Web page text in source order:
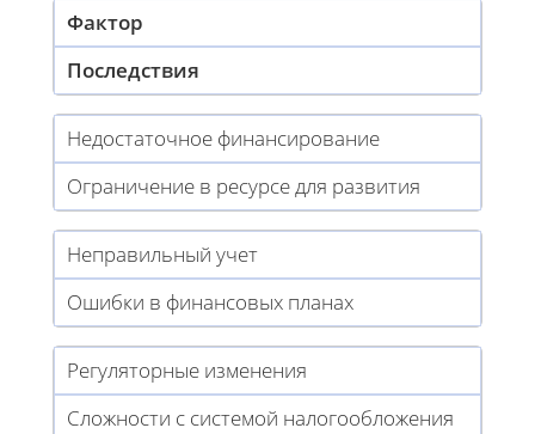
Фактор
Последствия
Недостаточное финансирование
Ограничение в ресурсе для развития
Неправильный учет
Ошибки в финансовых планах
Регуляторные изменения
Сложности с системой налогообложения